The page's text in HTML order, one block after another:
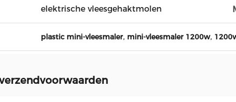
elektrische vleesgehaktmolen
plastic mini-vleesmaler, mini-vleesmaler 1200w,